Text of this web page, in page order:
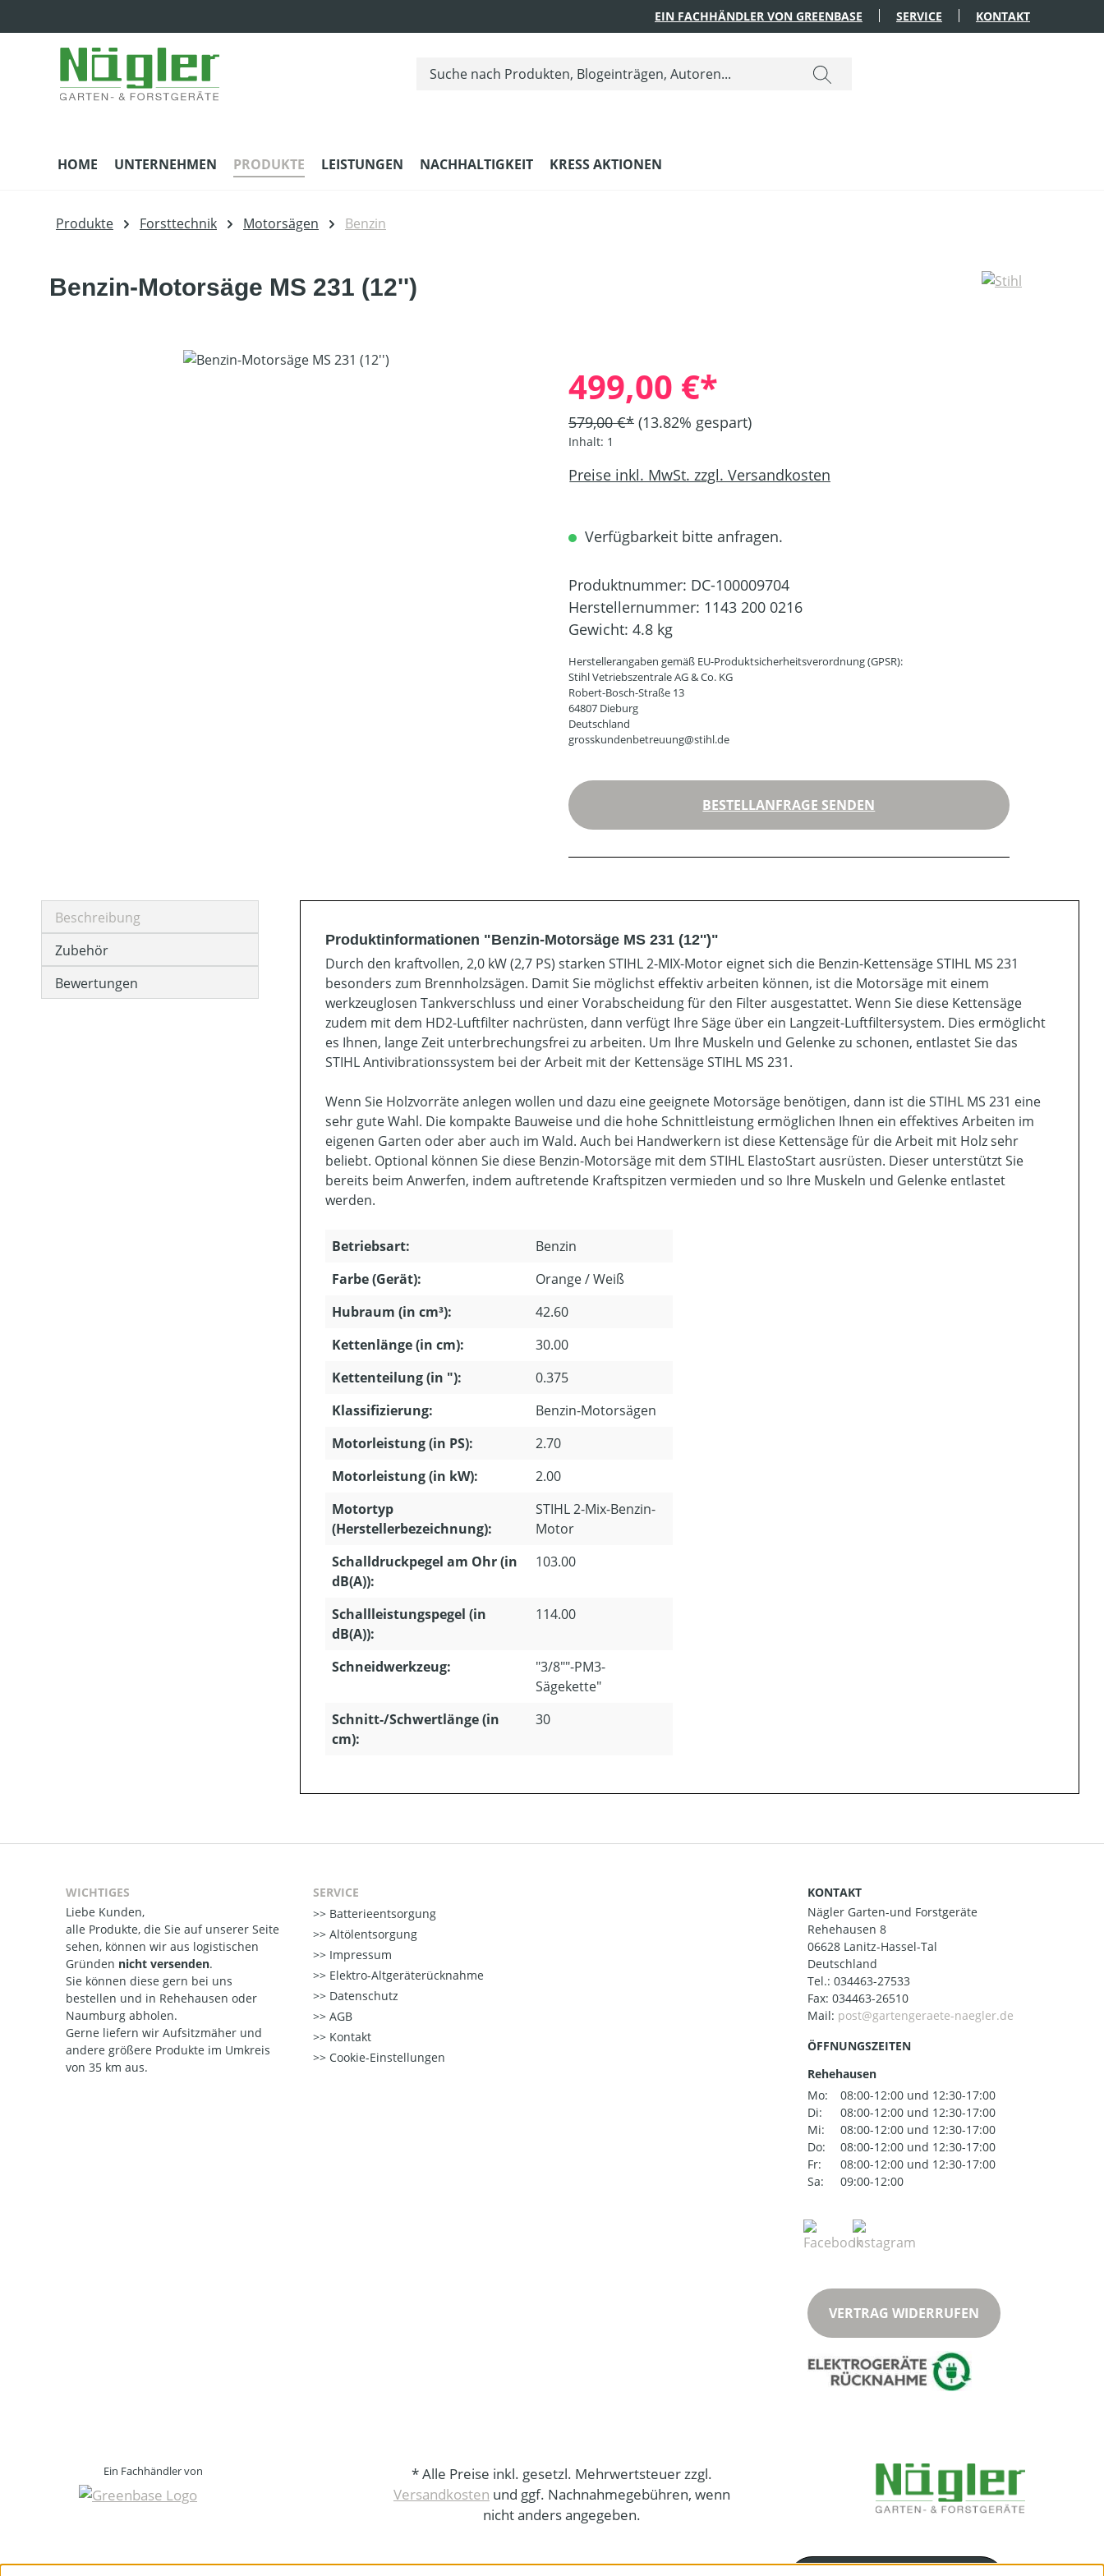
EIN FACHHÄNDLER VON GREENBASE SERVICE KONTAKT
HOME UNTERNEHMEN PRODUKTE LEISTUNGEN NACHHALTIGKEIT KRESS AKTIONEN
Produkte Forsttechnik Motorsägen Benzin
Benzin-Motorsäge MS 231 (12'')
Bildergalerie überspringen
499,00 €*
579,00 €* (13.82% gespart)
Inhalt: 1
Preise inkl. MwSt. zzgl. Versandkosten
Verfügbarkeit bitte anfragen.
Produktnummer: DC-100009704
Herstellernummer: 1143 200 0216
Gewicht: 4.8 kg
Herstellerangaben gemäß EU-Produktsicherheitsverordnung (GPSR):
Stihl Vetriebszentrale AG & Co. KG
Robert-Bosch-Straße 13
64807 Dieburg
Deutschland
grosskundenbetreuung@stihl.de
BESTELLANFRAGE SENDEN
Beschreibung
Zubehör
Bewertungen
Produktinformationen "Benzin-Motorsäge MS 231 (12'')"
Durch den kraftvollen, 2,0 kW (2,7 PS) starken STIHL 2-MIX-Motor eignet sich die Benzin-Kettensäge STIHL MS 231
besonders zum Brennholzsägen. Damit Sie möglichst effektiv arbeiten können, ist die Motorsäge mit einem
werkzeuglosen Tankverschluss und einer Vorabscheidung für den Filter ausgestattet. Wenn Sie diese Kettensäge
zudem mit dem HD2-Luftfilter nachrüsten, dann verfügt Ihre Säge über ein Langzeit-Luftfiltersystem. Dies ermöglicht
es Ihnen, lange Zeit unterbrechungsfrei zu arbeiten. Um Ihre Muskeln und Gelenke zu schonen, entlastet Sie das
STIHL Antivibrationssystem bei der Arbeit mit der Kettensäge STIHL MS 231.
Wenn Sie Holzvorräte anlegen wollen und dazu eine geeignete Motorsäge benötigen, dann ist die STIHL MS 231 eine
sehr gute Wahl. Die kompakte Bauweise und die hohe Schnittleistung ermöglichen Ihnen ein effektives Arbeiten im
eigenen Garten oder aber auch im Wald. Auch bei Handwerkern ist diese Kettensäge für die Arbeit mit Holz sehr
beliebt. Optional können Sie diese Benzin-Motorsäge mit dem STIHL ElastoStart ausrüsten. Dieser unterstützt Sie
bereits beim Anwerfen, indem auftretende Kraftspitzen vermieden und so Ihre Muskeln und Gelenke entlastet
werden.
Betriebsart:
Benzin
Farbe (Gerät):
Orange / Weiß
Hubraum (in cm³):
42.60
Kettenlänge (in cm):
30.00
Kettenteilung (in "):
0.375
Klassifizierung:
Benzin-Motorsägen
Motorleistung (in PS):
2.70
Motorleistung (in kW):
2.00
Motortyp
(Herstellerbezeichnung):
STIHL 2-Mix-Benzin-
Motor
Schalldruckpegel am Ohr (in
dB(A)):
103.00
Schallleistungspegel (in
dB(A)):
114.00
Schneidwerkzeug:
"3/8""-PM3-
Sägekette"
Schnitt-/Schwertlänge (in
cm):
30
WICHTIGES
Liebe Kunden,
alle Produkte, die Sie auf unserer Seite
sehen, können wir aus logistischen
Gründen nicht versenden.
Sie können diese gern bei uns
bestellen und in Rehehausen oder
Naumburg abholen.
Gerne liefern wir Aufsitzmäher und
andere größere Produkte im Umkreis
von 35 km aus.
SERVICE
Batterieentsorgung
Altölentsorgung
Impressum
Elektro-Altgeräterücknahme
Datenschutz
AGB
Kontakt
Cookie-Einstellungen
KONTAKT
Nägler Garten-und Forstgeräte
Rehehausen 8
06628 Lanitz-Hassel-Tal
Deutschland
Tel.: 034463-27533
Fax: 034463-26510
Mail:
ÖFFNUNGSZEITEN
Rehehausen
Mo:
08:00-12:00 und 12:30-17:00
Di:
08:00-12:00 und 12:30-17:00
Mi:
08:00-12:00 und 12:30-17:00
Do:
08:00-12:00 und 12:30-17:00
Fr:
08:00-12:00 und 12:30-17:00
Sa:
09:00-12:00
VERTRAG WIDERRUFEN
Ein Fachhändler von
* Alle Preise inkl. gesetzl. Mehrwertsteuer zzgl.
Versandkosten und ggf. Nachnahmegebühren, wenn
nicht anders angegeben.